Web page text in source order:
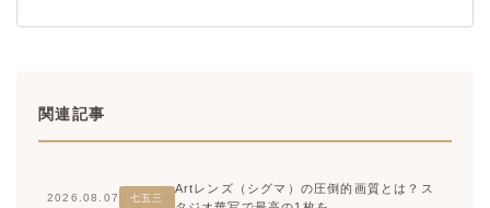
関連記事
2026.08.07 七五三
Artレンズ（シグマ）の圧倒的画質とは？ス